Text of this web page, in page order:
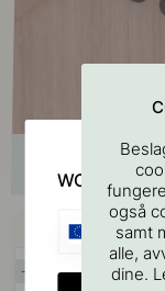
også
samt
alle,
dine.
WOULD
EU